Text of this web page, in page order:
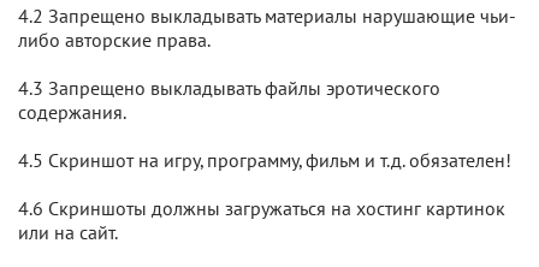
4.2 Запрещено выкладывать материалы нарушающие чьи-
либо авторские права.
4.3 Запрещено выкладывать файлы эротического
содержания.
4.5 Скриншот на игру, программу, фильм и т.д. обязателен!
4.6 Скриншоты должны загружаться на хостинг картинок
или на сайт.